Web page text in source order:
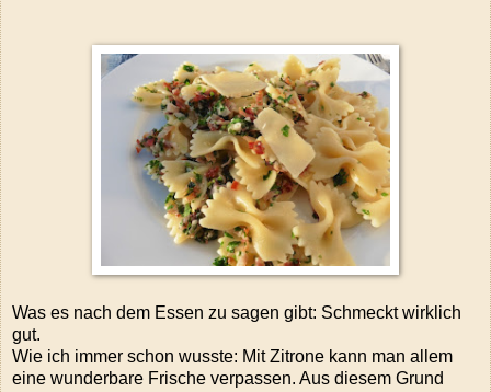
Was es nach dem Essen zu sagen gibt: Schmeckt wirklich
gut.
Wie ich immer schon wusste: Mit Zitrone kann man allem
eine wunderbare Frische verpassen. Aus diesem Grund